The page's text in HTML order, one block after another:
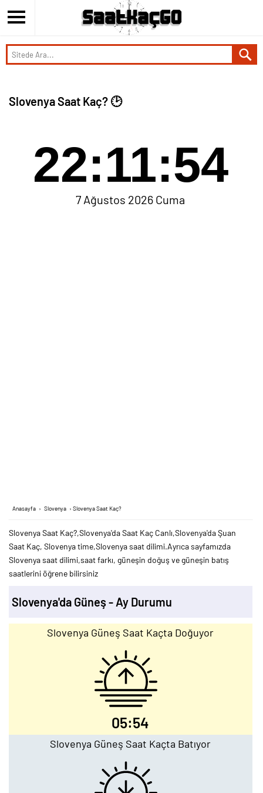
Slovenya Saat Kaç? 🕑
22:11:54
7 Ağustos 2026 Cuma
Anasayfa › Slovenya › Slovenya Saat Kaç?
Slovenya Saat Kaç?,Slovenya'da Saat Kaç Canlı,Slovenya'da Şuan
Saat Kaç, Slovenya time,Slovenya saat dilimi.Ayrıca sayfamızda
Slovenya saat dilimi,saat farkı, güneşin doğuş ve güneşin batış
saatlerini öğrene bilirsiniz
Slovenya'da Güneş - Ay Durumu
Slovenya Güneş Saat Kaçta Doğuyor
05:54
Slovenya Güneş Saat Kaçta Batıyor